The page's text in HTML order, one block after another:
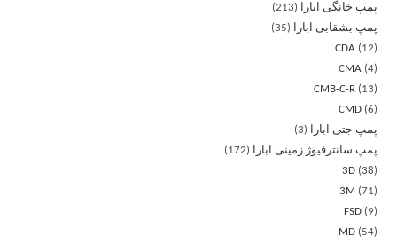
پمپ خانگی ابارا
213
پمپ بشقابی ابارا
35
CDA
12
CMA 4
CMB-C-R
13
CMD 6
پمپ جتی ابارا
3
پمپ سانترفیوژ زمینی ابارا
172
3D 38
3M
71
FSD
9
MD
54